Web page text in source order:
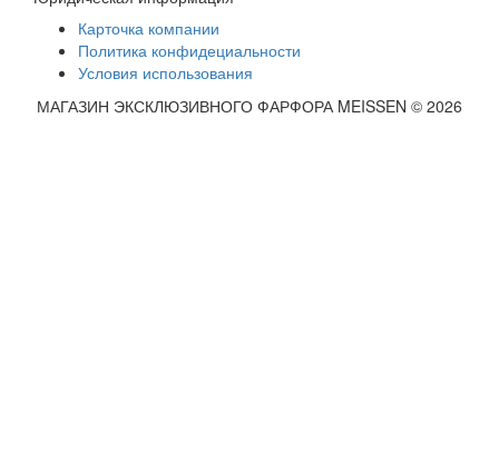
Карточка компании
Политика конфидециальности
Условия использования
МАГАЗИН ЭКСКЛЮЗИВНОГО ФАРФОРА MEISSEN © 2026